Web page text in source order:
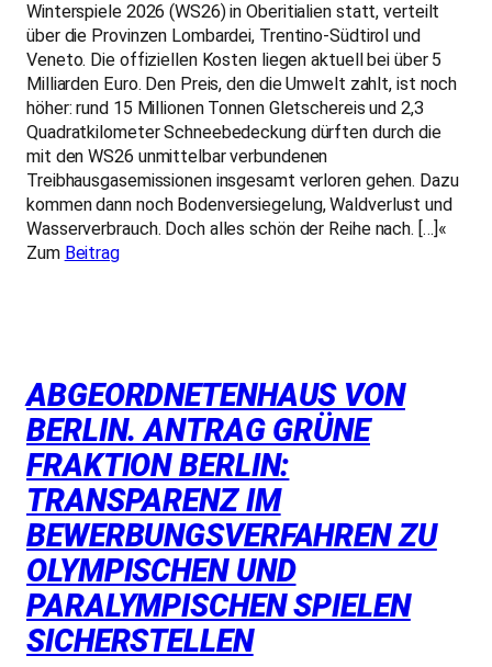
Winterspiele 2026 (WS26) in Oberitialien statt, verteilt
über die Provinzen Lombardei, Trentino-Südtirol und
Veneto. Die offiziellen Kosten liegen aktuell bei über 5
Milliarden Euro. Den Preis, den die Umwelt zahlt, ist noch
höher: rund 15 Millionen Tonnen Gletschereis und 2,3
Quadratkilometer Schneebedeckung dürften durch die
mit den WS26 unmittelbar verbundenen
Treibhausgasemissionen insgesamt verloren gehen. Dazu
kommen dann noch Bodenversiegelung, Waldverlust und
Wasserverbrauch. Doch alles schön der Reihe nach. […]«
Zum Beitrag
ABGEORDNETENHAUS VON
BERLIN. ANTRAG GRÜNE
FRAKTION BERLIN:
TRANSPARENZ IM
BEWERBUNGSVERFAHREN ZU
OLYMPISCHEN UND
PARALYMPISCHEN SPIELEN
SICHERSTELLEN